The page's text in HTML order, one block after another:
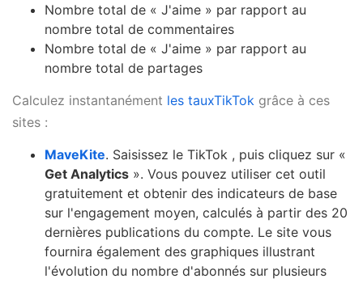
Nombre total de « J'aime » par rapport au
nombre total de commentaires
Nombre total de « J'aime » par rapport au
nombre total de partages
Calculez instantanément les tauxTikTok grâce à ces
sites :
MaveKite. Saisissez le TikTok , puis cliquez sur «
Get Analytics ». Vous pouvez utiliser cet outil
gratuitement et obtenir des indicateurs de base
sur l'engagement moyen, calculés à partir des 20
dernières publications du compte. Le site vous
fournira également des graphiques illustrant
l'évolution du nombre d'abonnés sur plusieurs